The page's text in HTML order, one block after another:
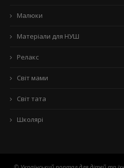
Малюки
Матеріали для НУШ
Релакс
Світ мами
Світ тата
Школярі